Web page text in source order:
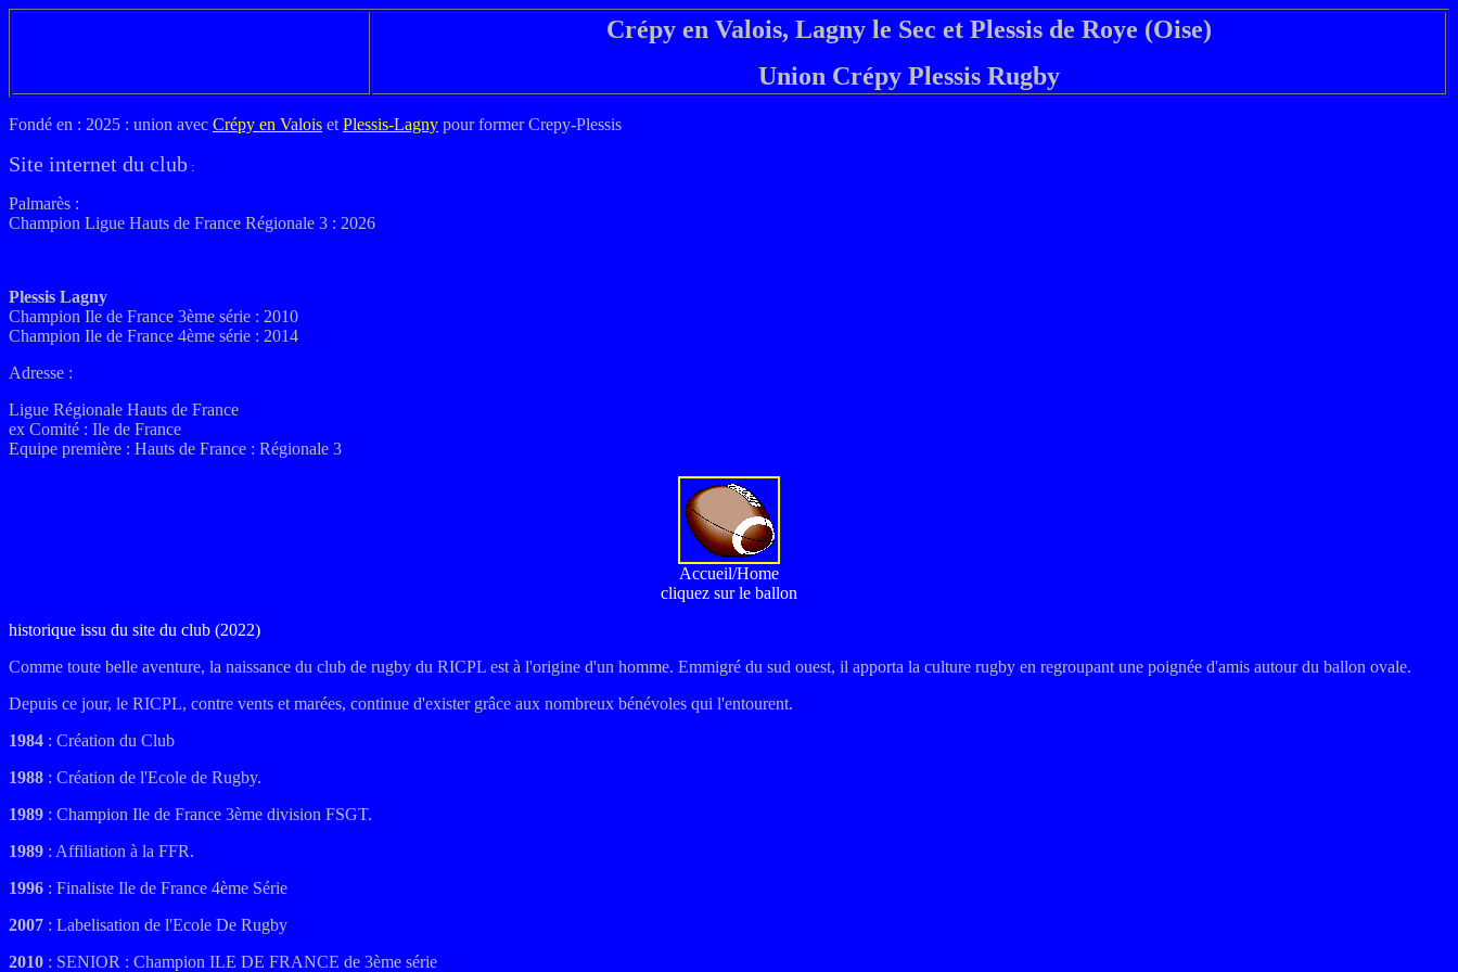
Crépy en Valois, Lagny le Sec et Plessis de Roye (Oise)
Union Crépy Plessis Rugby
Fondé en : 2025 : union avec Crépy en Valois et Plessis-Lagny pour former Crepy-Plessis
Site internet du club :
Palmarès :
Champion Ligue Hauts de France Régionale 3 : 2026
Plessis Lagny
Champion Ile de France 3ème série : 2010
Champion Ile de France 4ème série : 2014
Adresse :
Ligue Régionale Hauts de France
ex Comité : Ile de France
Equipe première : Hauts de France : Régionale 3
Accueil/Home
cliquez sur le ballon
historique issu du site du club (2022)
Comme toute belle aventure, la naissance du club de rugby du RICPL est à l'origine d'un homme. Emmigré du sud ouest, il apporta la culture rugby en regroupant une poignée d'amis autour du ballon ovale.
Depuis ce jour, le RICPL, contre vents et marées, continue d'exister grâce aux nombreux bénévoles qui l'entourent.
1984 : Création du Club
1988 : Création de l'Ecole de Rugby.
1989 : Champion Ile de France 3ème division FSGT.
1989 : Affiliation à la FFR.
1996 : Finaliste Ile de France 4ème Série
2007 : Labelisation de l'Ecole De Rugby
2010 : SENIOR : Champion ILE DE FRANCE de 3ème série